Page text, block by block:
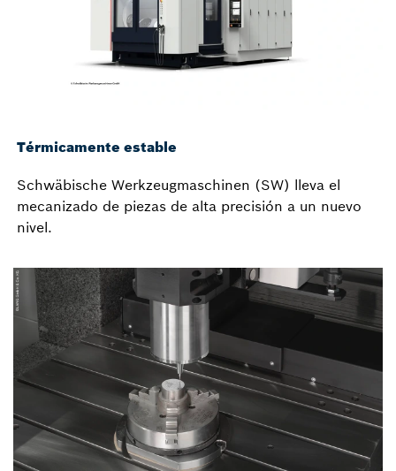
Térmicamente estable
Schwäbische Werkzeugmaschinen (SW) lleva el
mecanizado de piezas de alta precisión a un nuevo
nivel.